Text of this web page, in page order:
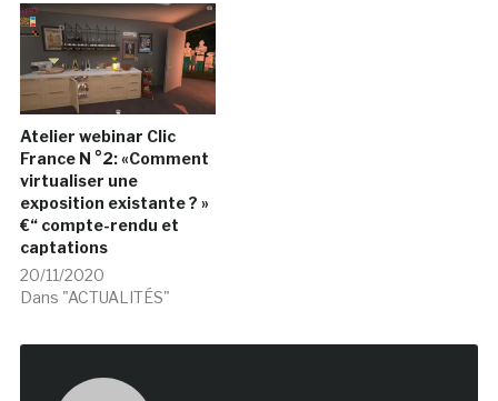
Atelier webinar Clic
France N °2: «Comment
virtualiser une
exposition existante ? »
€“ compte-rendu et
captations
20/11/2020
Dans "ACTUALITÉS"